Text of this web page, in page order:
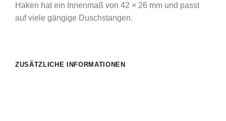
Haken hat ein Innenmaß von 42 × 26 mm und passt
auf viele gängige Duschstangen.
ZUSÄTZLICHE INFORMATIONEN